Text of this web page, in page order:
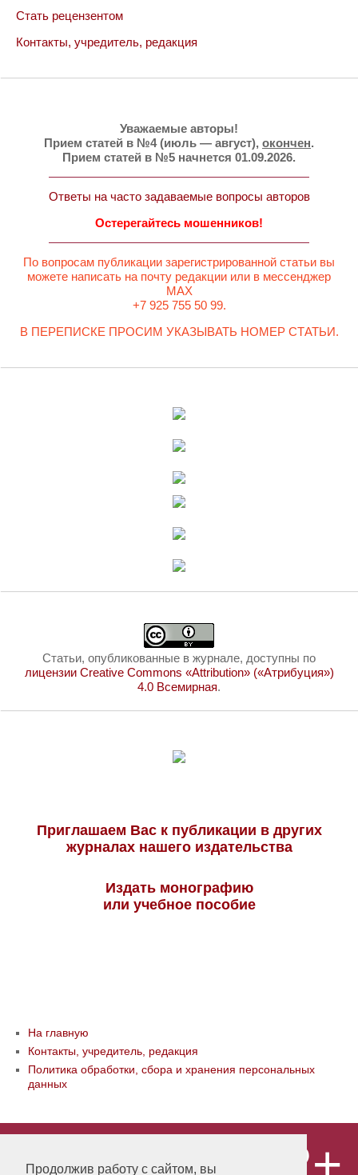
Продолжив работу с сайтом, вы
Стать рецензентом
Контакты, учредитель, редакция
Уважаемые авторы!
Прием статей в №4 (июль — август), окончен.
Прием статей в №5 начнется 01.09.2026.
Ответы на часто задаваемые вопросы авторов
Остерегайтесь мошенников!
По вопросам публикации зарегистрированной статьи вы
можете написать на почту редакции или в мессенджер
MAX
+7 925 755 50 99.
В ПЕРЕПИСКЕ ПРОСИМ УКАЗЫВАТЬ НОМЕР СТАТЬИ.
Статьи, опубликованные в журнале, доступны по
лицензии Creative Commons «Attribution» («Атрибуция»)
4.0 Всемирная.
Приглашаем Вас к публикации в других
журналах нашего издательства
Издать монографию
или учебное пособие
На главную
Контакты, учредитель, редакция
Политика обработки, сбора и хранения персональных
данных
«Publishing company «World of science»,